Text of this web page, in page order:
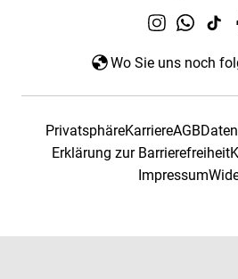
Wo Sie uns noch
PrivatsphäreKarriereAGB
Erklärung zur Barrierefreiheit
Impressum